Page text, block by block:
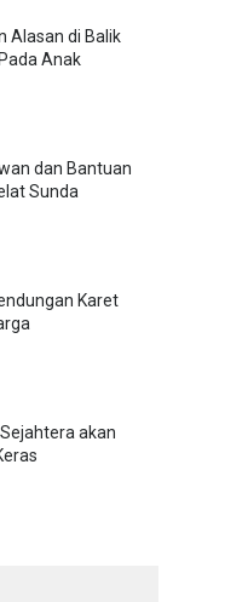
Alasan di Balik
Anak
dan Bantuan
Sunda
Karet
akan